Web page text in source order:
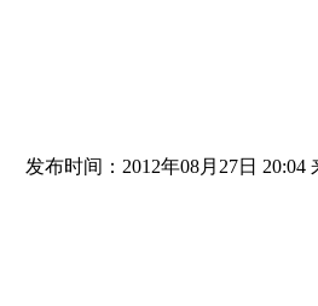
发布时间：2012年08月27日 20:04